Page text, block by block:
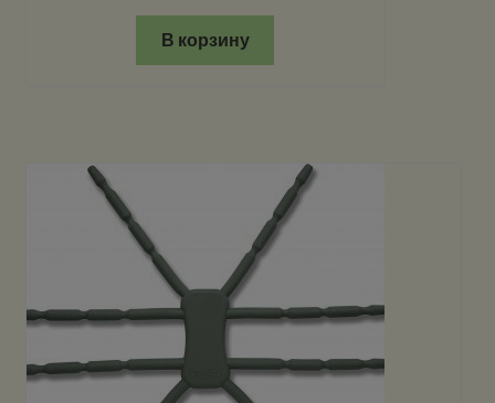
В корзину